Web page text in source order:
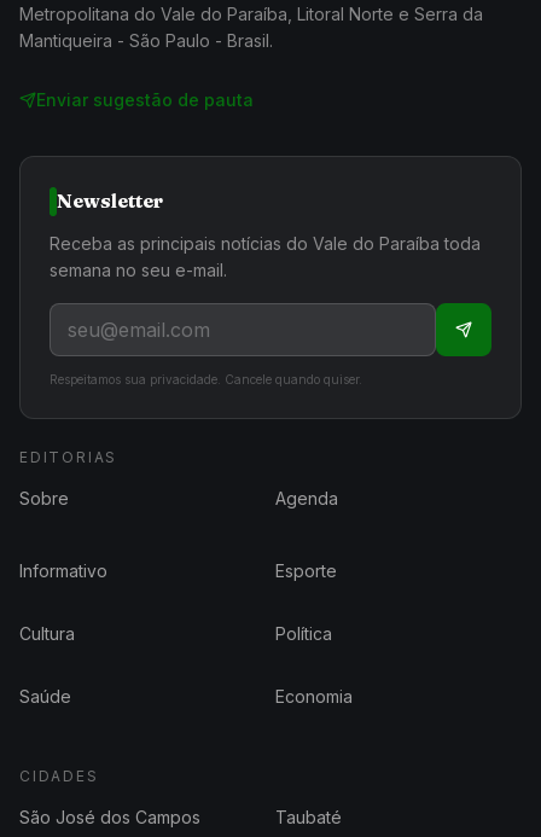
Metropolitana do Vale do Paraíba, Litoral Norte e Serra da
Mantiqueira - São Paulo - Brasil.
Enviar sugestão de pauta
Newsletter
Receba as principais notícias do Vale do Paraíba toda
semana no seu e-mail.
Respeitamos sua privacidade. Cancele quando quiser.
EDITORIAS
Sobre Agenda
Informativo Esporte
Cultura Política
Saúde Economia
CIDADES
São José dos Campos Taubaté